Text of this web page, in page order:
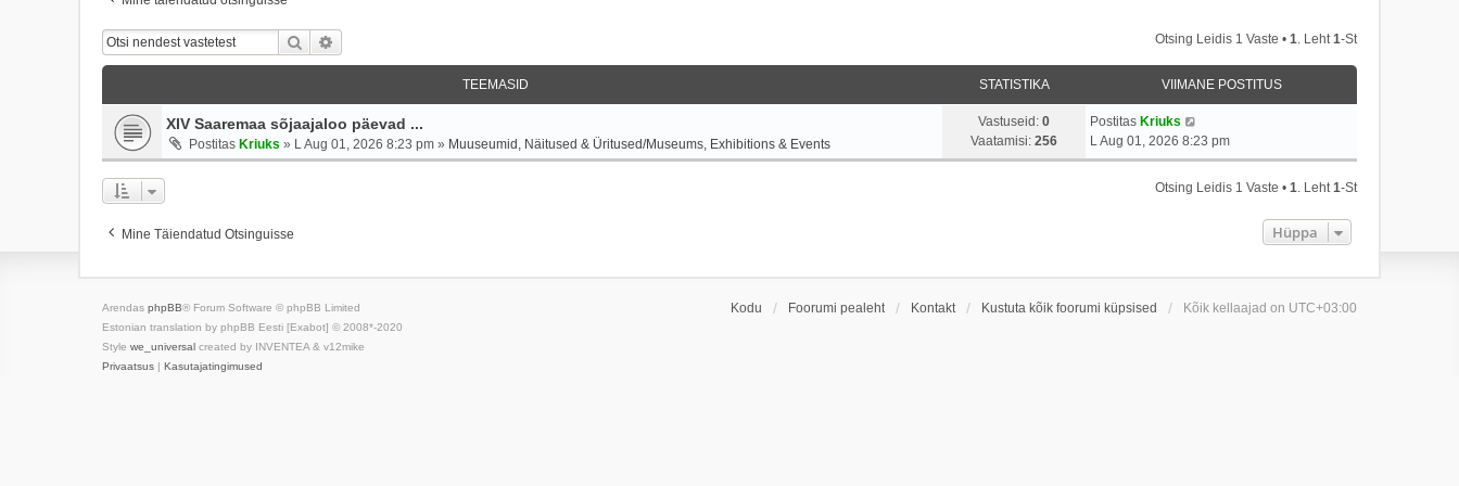
Otsi Otsing Leidis 1 Vaste • 1. Leht1-st
TEEMASID STATISTIKA VIIMANE POSTITUS
XIV Saaremaa sõjaajaloo päevad ...
Postitas Kriuks » L Aug 01, 2026 8:23 pm » Muuseumid, Näitused & Üritused/Museums, Exhibitions & Events
Vastuseid: 0
Vaatamisi: 256
Postitas Kriuks
L Aug 01, 2026 8:23 pm
Otsing Leidis 1 Vaste • 1. Leht1-st
Mine Täiendatud Otsinguisse Hüppa
Kodu Foorumi pealeht Kontakt Kustuta kõik foorumi küpsised Kõik kellaajad on UTC+03:00
Arendas phpBB® Forum Software © phpBB Limited
Estonian translation by phpBB Eesti [Exabot] © 2008*-2020
Style we_universal created by INVENTEA & v12mike
Privaatsus | Kasutajatingimused